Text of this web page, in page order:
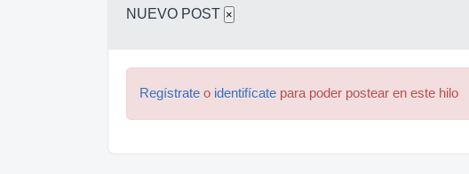
NUEVO POST ×
Regístrate o identifícate para poder postear en este hilo